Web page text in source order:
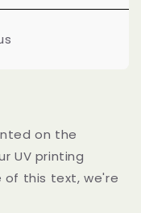
on the
UV printing
of this text, we're